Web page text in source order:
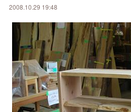
2008.10.29 19:48